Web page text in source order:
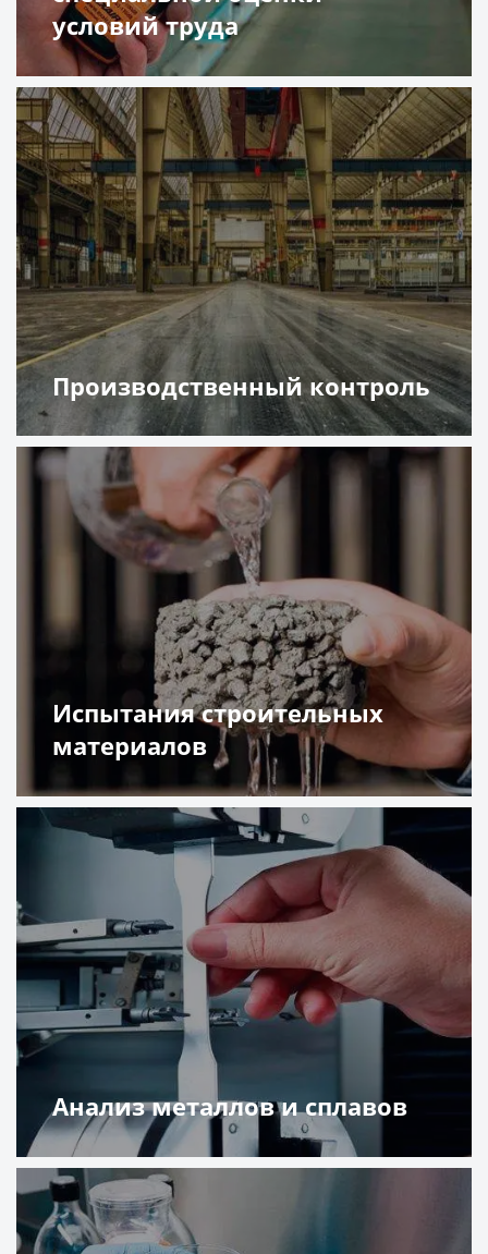
условий труда
Подробнее
Производственный контроль
Подробнее
Испытания строительных
материалов
Подробнее
Анализ металлов и сплавов
Подробнее